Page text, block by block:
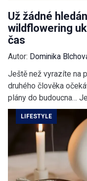
Už žádné
wildflowering
čas
Autor: Dominika
Ještě než vyrazíte na
druhého člověka
plány do budoucna…
LIFESTYLE